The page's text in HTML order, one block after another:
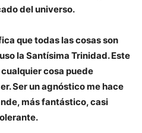
del universo.
que todas las cosas son
la Santísima Trinidad. Este
cosa puede
Ser un agnóstico me hace
más fantástico, casi